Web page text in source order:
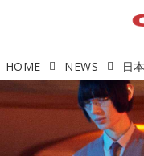
HOME NEWS